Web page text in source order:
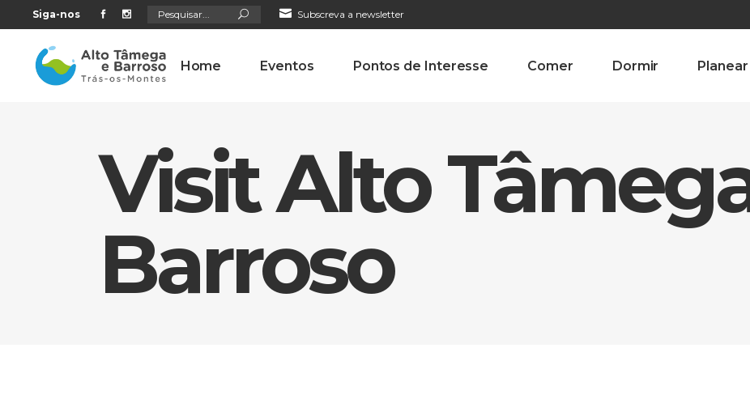
Siga-nos Search
for: Subscreva a newsletter
Home Eventos Pontos de Interesse Comer Dormir
Visit Alto
Barroso